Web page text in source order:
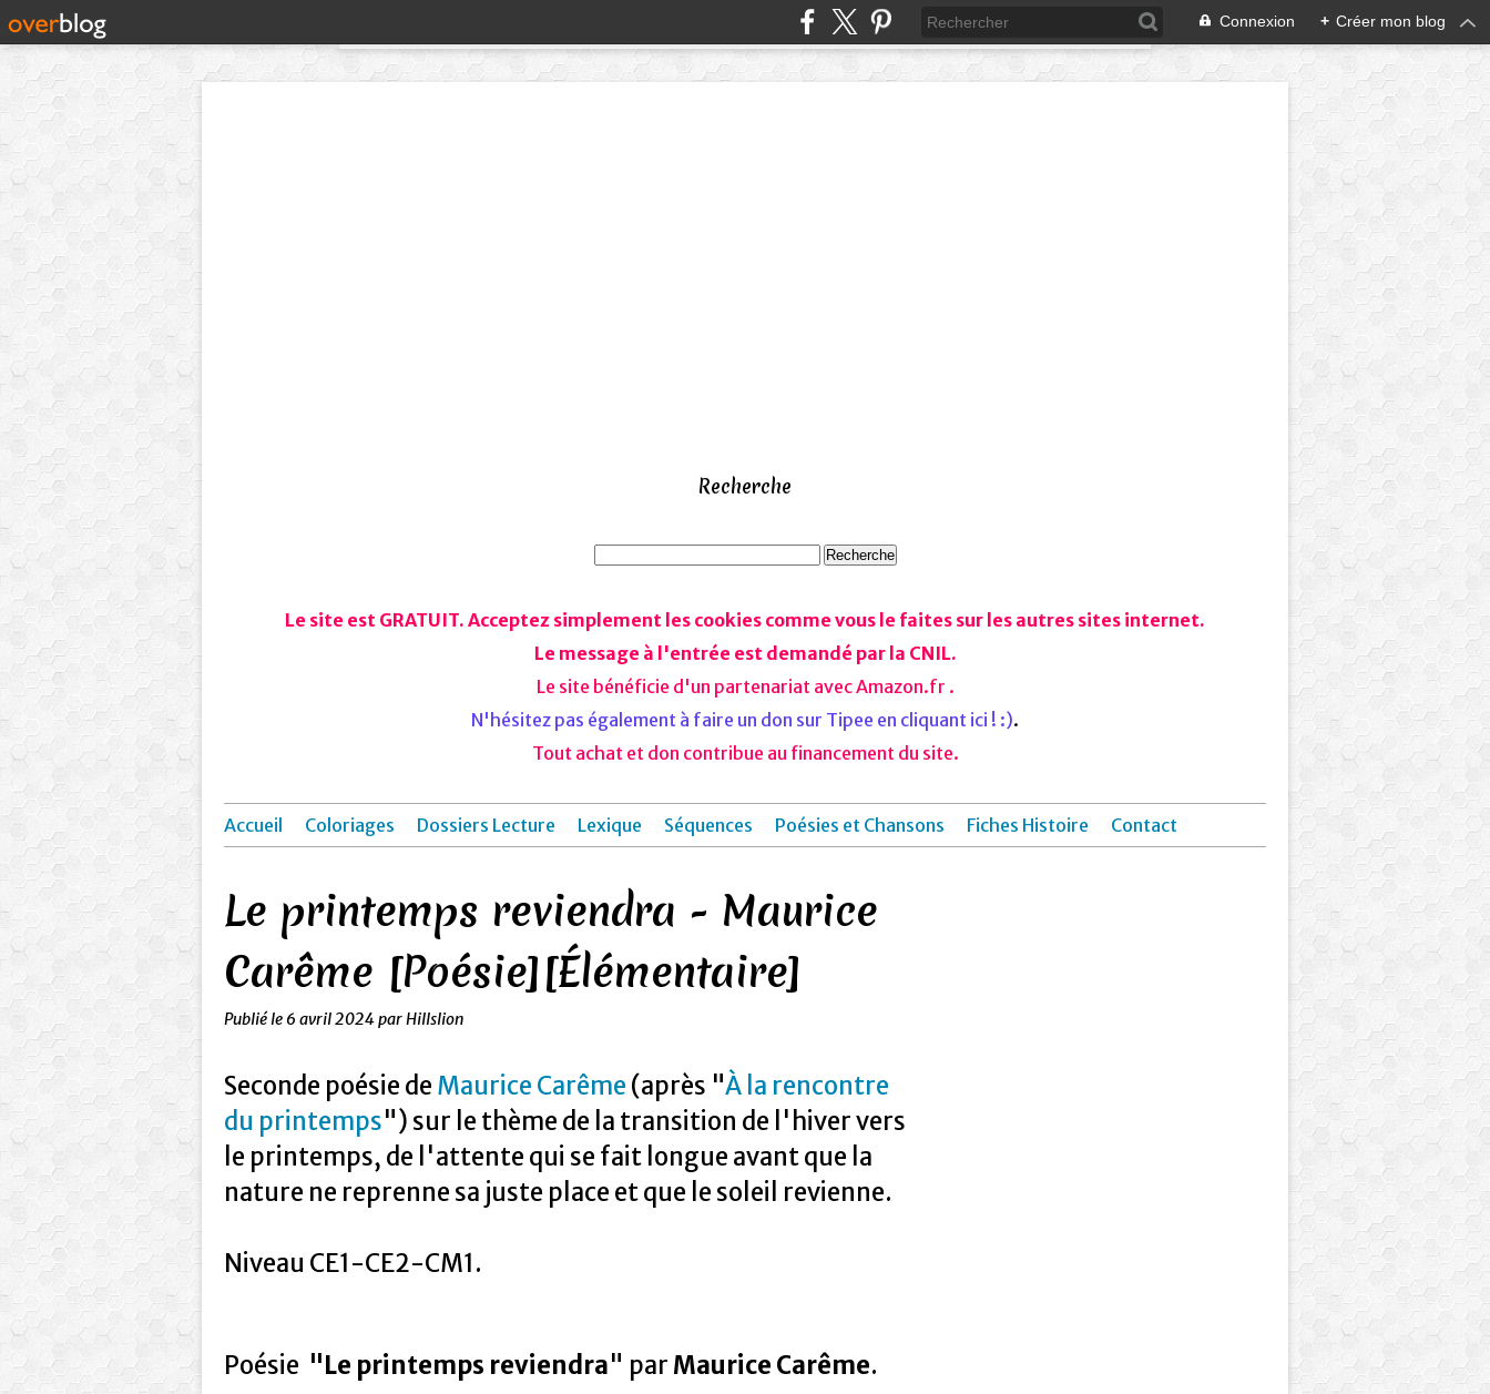
Connexion + Créer mon blog
Recherche
Le site est GRATUIT. Acceptez simplement les cookies comme vous le faites sur les autres sites internet.
Le message à l'entrée est demandé par la CNIL.
Le site bénéficie d'un partenariat avec Amazon.fr .
N'hésitez pas également à faire un don sur Tipee en cliquant ici ! :).
Tout achat et don contribue au financement du site.
Accueil Coloriages Dossiers Lecture Lexique Séquences Poésies et Chansons Fiches Histoire Contact
Le printemps reviendra - Maurice
Carême [Poésie][Élémentaire]
Publié le 6 avril 2024par Hillslion
Seconde poésie de Maurice Carême (après "À la rencontre
du printemps") sur le thème de la transition de l'hiver vers
le printemps, de l'attente qui se fait longue avant que la
nature ne reprenne sa juste place et que le soleil revienne.
Niveau CE1-CE2-CM1.
Poésie "Le printemps reviendra" par Maurice Carême.